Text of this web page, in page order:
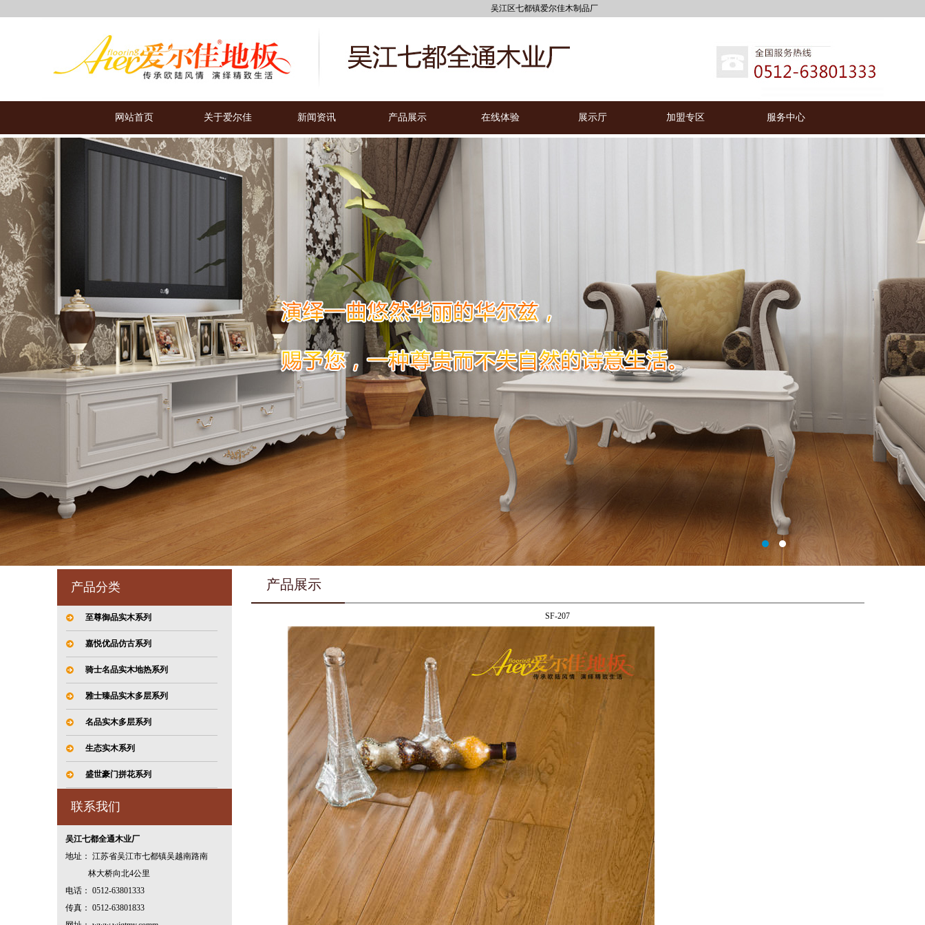
吴江区七都镇爱尔佳木制品厂
网站首页 关于爱尔佳 新闻资讯 产品展示 在线体验 展示厅 加盟专区 服务中心
产品分类
至尊御品实木系列
嘉悦优品仿古系列
骑士名品实木地热系列
雅士臻品实木多层系列
名品实木多层系列
生态实木系列
盛世豪门拼花系列
联系我们
吴江七都全通木业厂
地址： 江苏省吴江市七都镇吴越南路南
林大桥向北4公里
电话： 0512-63801333
传真： 0512-63801833
产品展示
SF-207